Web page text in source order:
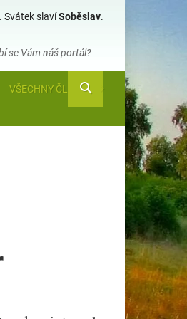
. Svátek slavíSoběslav.
se Vám náš portál?
VŠECHNY ČLÁNKY